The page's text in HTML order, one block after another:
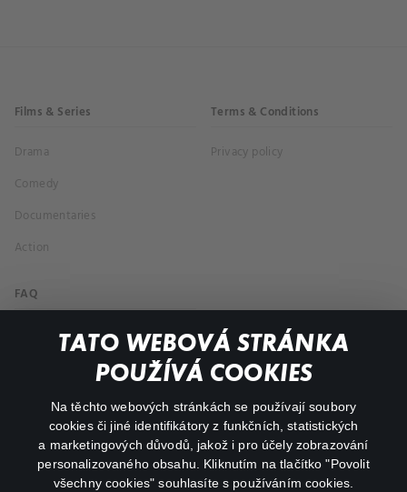
TATO WEBOVÁ STRÁNKA
POUŽÍVÁ COOKIES
Na těchto webových stránkách se používají soubory
cookies či jiné identifikátory z funkčních, statistických
a marketingových důvodů, jakož i pro účely zobrazování
personalizovaného obsahu. Kliknutím na tlačítko "Povolit
všechny cookies" souhlasíte s používáním cookies.
Films & Series
Drama
Comedy
Documentaries
Action
Terms & Conditions
Privacy policy
FAQ
My profile
facebookinstagram
youtube